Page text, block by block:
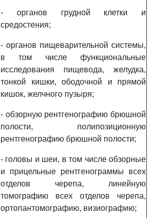
- органов грудной клетки и
средостения;
- органов пищеварительной системы,
в том числе функциональные
исследования пищевода, желудка,
тонкой кишки, ободочной и прямой
кишок, желчного пузыря;
- обзорную рентгенографию брюшной
полости, полипозиционную
рентгенографию брюшной полости;
- головы и шеи, в том числе обзорные
и прицельные рентгенограммы всех
отделов черепа, линейную
томографию всех отделов черепа,
ортопантомографию, визиографию;